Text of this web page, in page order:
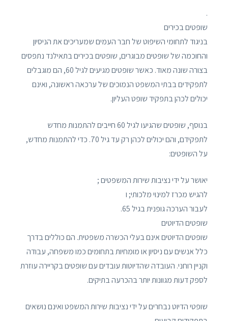
.
שופטים בכירים
בניגוד לתחומי השיפוט של חבר העמים שמעריכים את הניסיון
והחוכמה של שופטים מבוגרים, שופטים בכירים בתאילנד נתפסים
בצורה שונה מאוד. כאשר שופטים מגיעים לגיל 60, הם מוגבלים
לתפקידים בבתי המשפט הנמוכים של ערכאה ראשונה, ואינם
יכולים לכהן בתפקיד שופט העליון.
בנוסף, שופטים שהגיעו לגיל 60 חייבים להתמנות מחדש
לתפקידם, והם יכולים לכהן רק עד גיל 70. כדי להתמנות מחדש,
על השופטים:
יאושר על ידי נציבות שירות המשפטים ;
להגיש מכרז למינוי מלכותי; ו
לעבור הערכה גופנית בגיל 65.
שופטים הדיוטים
שופטים הדיוטים אינם בעלי הכשרה משפטית. הם כוללים בדרך
כלל אנשים עם ניסיון או מומחיות בתחומים כמו משפחה, עבודה
וקניין רוחני. העובדה שהדיוטות עובדים עם שופטים בקריירה עוזרת
לספק דעות מגוונות יותר בהכרעה בתיקים.
שופטי הדיוט נבחרים על ידי נציבות שירות המשפט ואינם נושאים